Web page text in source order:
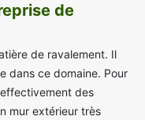
de
de ravalement. Il
dans ce domaine. Pour
des
mur extérieur très